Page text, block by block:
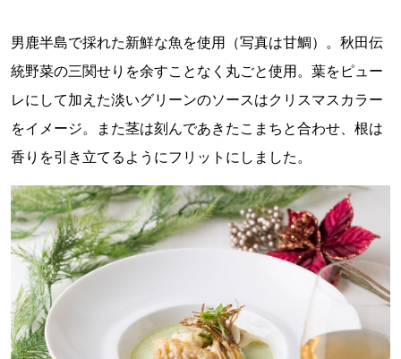
男鹿半島で採れた新鮮な魚を使用（写真は甘鯛）。秋田伝
統野菜の三関せりを余すことなく丸ごと使用。葉をピュー
レにして加えた淡いグリーンのソースはクリスマスカラー
をイメージ。また茎は刻んであきたこまちと合わせ、根は
香りを引き立てるようにフリットにしました。